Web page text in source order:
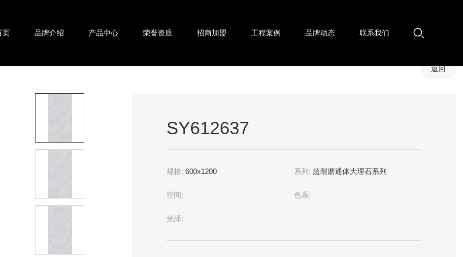
页 品牌介绍 产品中心 荣誉资质 招商加盟 工程案例 品牌动态 联系我们
返回
SY612637
规格: 600x1200 系列: 超耐磨通体大理石系列
空间: 色系:
光泽: